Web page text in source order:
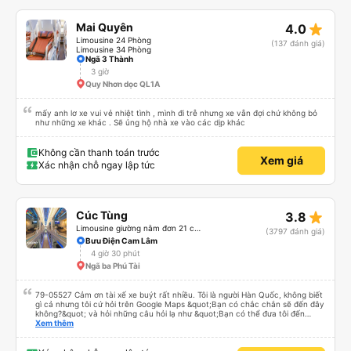
Mai Quyên
Limousine 24 Phòng
Limousine 34 Phòng
4.0 star_rate
(137 đánh giá)
Ngã 3 Thành
3 giờ
Quy Nhơn dọc QL1A
mấy anh lơ xe vui vẻ nhiệt tình , mình đi trễ nhưng xe vẫn đợi chứ không bỏ
như những xe khác . Sẽ ủng hộ nhà xe vào các dịp khác
Không cần thanh toán trước
Xác nhận chỗ ngay lập tức
Xem giá
Cúc Tùng
Limousine giường nằm đơn 21 chỗ (WC)
3.8 star_rate
(3797 đánh giá)
Bưu Điện Cam Lâm
4 giờ 30 phút
Ngã ba Phú Tài
79-05527 Cảm ơn tài xế xe buýt rất nhiều. Tôi là người Hàn Quốc, không biết
gì cả nhưng tôi cứ hỏi trên Google Maps &quot;Bạn có chắc chắn sẽ đến đây
không?&quot; và hỏi những câu hỏi lạ như &quot;Bạn có thể đưa tôi đến
khách sạn của chúng tôi không?&quot; Nhưng tài xế đã quan tâm. của mọi
Xem thêm